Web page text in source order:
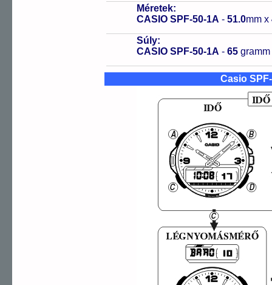
Méretek:
CASIO SPF-50-1A - 51.0mm x
Súly:
CASIO SPF-50-1A - 65 gramm
Casio